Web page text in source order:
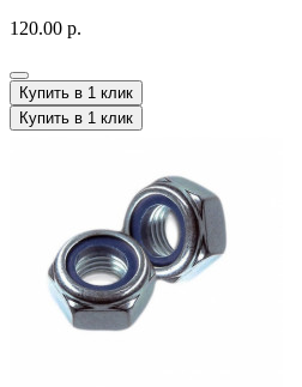
120.00 р.
Купить в 1 клик
Купить в 1 клик